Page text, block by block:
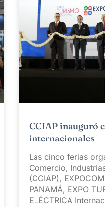
CCIAP inauguró
internacionales
Las cinco ferias
Comercio,
(CCIAP),
PANAMÁ, EXPO
ELÉCTRICA